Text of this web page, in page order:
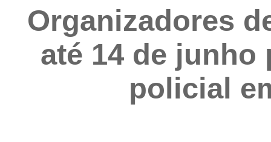
Organizadores
até 14 de
policial